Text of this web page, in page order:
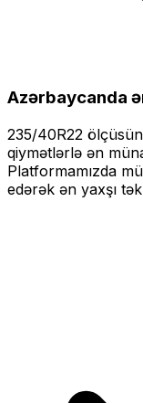
Azərbaycanda
235/40R22
qiymətlərlə ən
Platformamızda
edərək ən yaxşı